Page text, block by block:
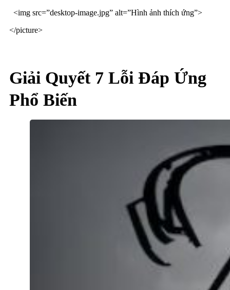
<img src=”desktop-image.jpg” alt=”Hình ảnh thích ứng”>
</picture>
Giải Quyết 7 Lỗi Đáp Ứng
Phổ Biến